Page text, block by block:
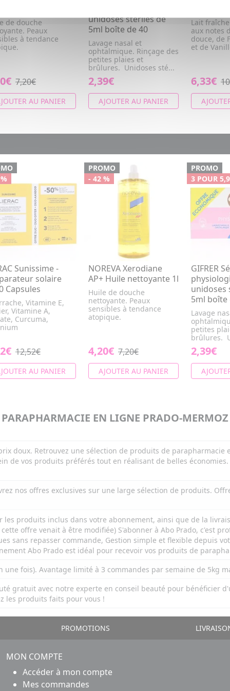
de douche
Peaux
à tendance
7,20€
AU PANIER
unidoses stériles de
5ml boîte de 40
Lavage nasal et
ophtalmique. Rinçage des
petites plaies et
brûlures. Unidoses sté...
2,39€
AJOUTER AU PANIER
Lait
aux notes
douce, de
et de
6,33€
Sunissime -
solaire
Capsules
Vitamine E,
Vitamine A,
Curcuma,
12,52€
AU PANIER
PROMO
- 42 %
NOREVA Xerodiane
AP+ Huile nettoyante 1l
Huile de douche
nettoyante. Peaux
sensibles à tendance
atopique.
4,20€ 7,20€
AJOUTER AU PANIER
PROMO
3 POUR
GIFRER
unidoses
5ml boîte
Lavage
petites
brûlures.
2,39€
PARAPHARMACIE EN LIGNE PRADO-MERMOZ
doux. Retrouvez une sélection de produits de
de vos produits préférés tout en réalisant de belles
nos offres exclusives sur une large sélection de produits.
les produits inclus dans votre abonnement, ainsi que de la
offre venait à être modifiée) S'abonner à Abo Prado, c'est
sans repasser commande, Gestion simple et flexible depuis
Abo Prado est idéal pour recevoir vos produits de
fois). Avantage limité à 3 commandes par semaine de 5kg
gratuit avec notre experte en conseil beauté pour bénéficier
les produits faits pour vous !
PROMOTIONS
MON COMPTE
Accéder à mon compte
Mes commandes